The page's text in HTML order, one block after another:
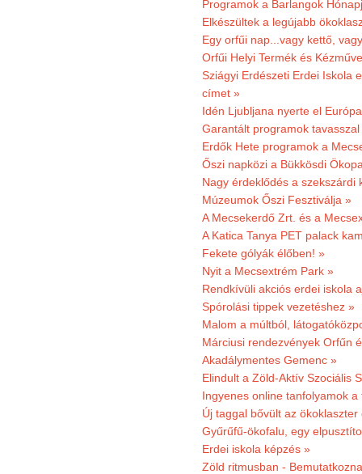
Programok a Barlangok
Elkészültek a legújabb
Egy orfűi nap...vagy kettő,
Orfűi Helyi Termék és
Sziágyi Erdészeti Erdei Iskola
címet »
Idén Ljubljana nyerte el
Garantált programok tavasszal
Erdők Hete programok a
Őszi napközi a Bükkösdi
Nagy érdeklődés a szekszárdi
Múzeumok Őszi Fesztiválja »
A Mecsekerdő Zrt. és a
A Katica Tanya PET palack
Fekete gólyák élőben! »
Nyit a Mecsextrém Park »
Rendkívüli akciós erdei iskola
Spórolási tippek vezetéshez »
Malom a múltból,
Márciusi rendezvények Orfűn
Akadálymentes Gemenc »
Elindult a Zöld-Aktív Szociális
Ingyenes online tanfolyamok
Új taggal bővült az ökoklaszter
Gyűrűfű-ökofalu, egy
Erdei iskola képzés »
Zöld ritmusban -